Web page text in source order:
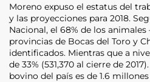
Moreno expuso el estatus del
y las proyecciones para 2018.
Nacional, el 68% de los animales
provincias de Bocas del Toro y
identificados. Mientras que a
de 33% (531,370 al cierre de
bovino del país es de 1.6